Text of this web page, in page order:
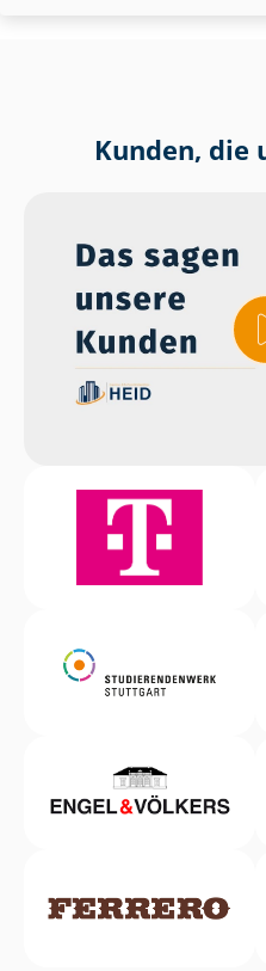
Kunden, die